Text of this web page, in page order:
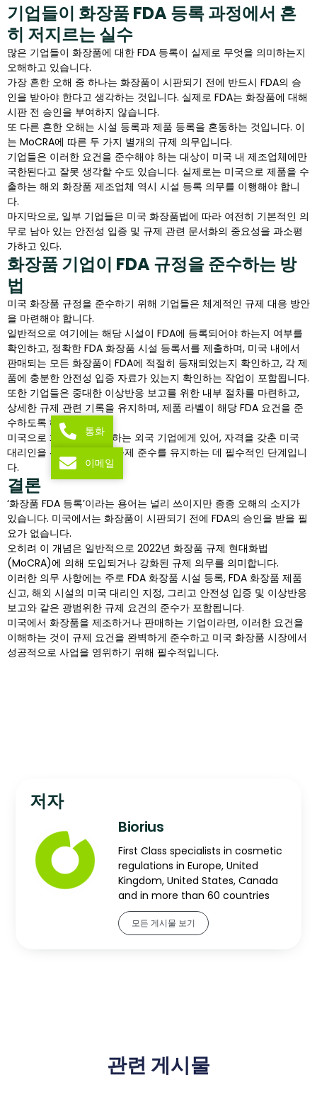
기업들이 화장품 FDA 등록 과정에서 흔
히 저지르는 실수
많은 기업들이 화장품에 대한 FDA 등록이 실제로 무엇을 의미하는지
오해하고 있습니다.
가장 흔한 오해 중 하나는 화장품이 시판되기 전에 반드시 FDA의 승
인을 받아야 한다고 생각하는 것입니다. 실제로 FDA는 화장품에 대해
시판 전 승인을 부여하지 않습니다.
또 다른 흔한 오해는 시설 등록과 제품 등록을 혼동하는 것입니다. 이
는 MoCRA에 따른 두 가지 별개의 규제 의무입니다.
기업들은 이러한 요건을 준수해야 하는 대상이 미국 내 제조업체에만
국한된다고 잘못 생각할 수도 있습니다. 실제로는 미국으로 제품을 수
출하는 해외 화장품 제조업체 역시 시설 등록 의무를 이행해야 합니
다.
마지막으로, 일부 기업들은 미국 화장품법에 따라 여전히 기본적인 의
무로 남아 있는 안전성 입증 및 규제 관련 문서화의 중요성을 과소평
가하고 있다.
화장품 기업이 FDA 규정을 준수하는 방
법
미국 화장품 규정을 준수하기 위해 기업들은 체계적인 규제 대응 방안
을 마련해야 합니다.
일반적으로 여기에는 해당 시설이 FDA에 등록되어야 하는지 여부를
확인하고, 정확한 FDA 화장품 시설 등록서를 제출하며, 미국 내에서
판매되는 모든 화장품이 FDA에 적절히 등재되었는지 확인하고, 각 제
품에 충분한 안전성 입증 자료가 있는지 확인하는 작업이 포함됩니다.
또한 기업들은 중대한 이상반응 보고를 위한 내부 절차를 마련하고,
상세한 규제 관련 기록을 유지하며, 제품 라벨이 해당 FDA 요건을 준
수하도록 해야 합니다.
미국으로 화장품을 수출하는 외국 기업에게 있어, 자격을 갖춘 미국
대리인을 선임하는 것은 규제 준수를 유지하는 데 필수적인 단계입니
다.
결론
‘화장품 FDA 등록’이라는 용어는 널리 쓰이지만 종종 오해의 소지가
있습니다. 미국에서는 화장품이 시판되기 전에 FDA의 승인을 받을 필
요가 없습니다.
오히려 이 개념은 일반적으로 2022년 화장품 규제 현대화법
(MoCRA)에 의해 도입되거나 강화된 규제 의무를 의미합니다.
이러한 의무 사항에는 주로 FDA 화장품 시설 등록, FDA 화장품 제품
신고, 해외 시설의 미국 대리인 지정, 그리고 안전성 입증 및 이상반응
보고와 같은 광범위한 규제 요건의 준수가 포함됩니다.
미국에서 화장품을 제조하거나 판매하는 기업이라면, 이러한 요건을
이해하는 것이 규제 요건을 완벽하게 준수하고 미국 화장품 시장에서
성공적으로 사업을 영위하기 위해 필수적입니다.
저자
Biorius
First Class specialists in cosmetic
regulations in Europe, United
Kingdom, United States, Canada
and in more than 60 countries
모든 게시물 보기
관련 게시물
통화
이메일